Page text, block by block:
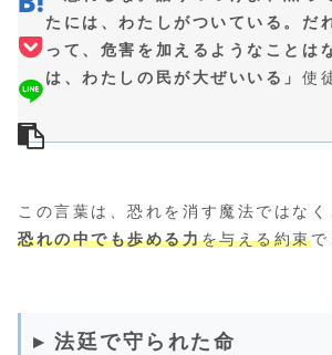
たには、わたしがついている。だ
って、危害を加えるようなことは
は、わたしの民が大ぜいいる」使
この言葉は、恐れを消す魔法ではなく
恐れの中でも歩める力を与える約束で
▸ 法廷で守られた命